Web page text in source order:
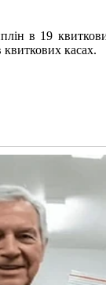
в 19
квиткових касах.